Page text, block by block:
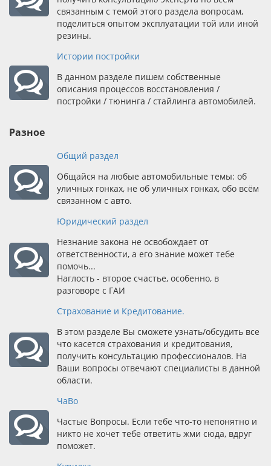
связанным с темой этого раздела вопросам,
поделиться опытом эксплуатации той или иной
резины.
Истории постройки
В данном разделе пишем собственные
описания процессов восстановления /
постройки / тюнинга / стайлинга автомобилей.
Разное
Общий раздел
Общайся на любые автомобильные темы: об
уличных гонках, не об уличных гонках, обо всём
связанном с авто.
Юридический раздел
Незнание закона не освобождает от
ответственности, а его знание может тебе
помочь...
Наглость - второе счастье, особенно, в
разговоре с ГАИ
Страхование и Кредитование.
В этом разделе Вы сможете узнать/обсудить все
что касется страхования и кредитования,
получить консультацию профессионалов. На
Ваши вопросы отвечают специалисты в данной
области.
ЧаВо
Частые Вопросы. Если тебе что-то непонятно и
никто не хочет тебе ответить жми сюда, вдруг
поможет.